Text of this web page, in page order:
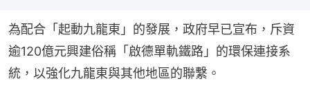
為配合「起動九龍東」的發展，政府早已宣布，斥資
逾120億元興建俗稱「啟德單軌鐵路」的環保連接系
統，以強化九龍東與其他地區的聯繫。